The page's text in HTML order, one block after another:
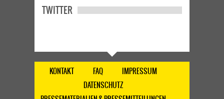
TWITTER
KONTAKT FAQ
IMPRESSUM
DATENSCHUTZ